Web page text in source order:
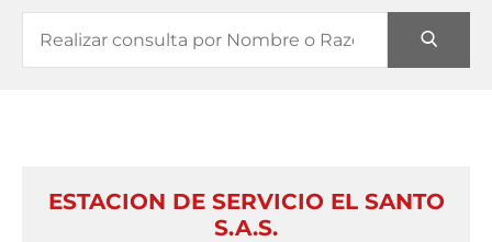
ESTACION DE SERVICIO EL SANTO
S.A.S.